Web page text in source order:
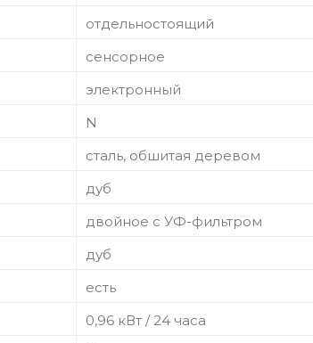
отдельностоящий
сенсорное
электронный
N
сталь, обшитая деревом
дуб
двойное с УФ-фильтром
дуб
есть
0,96 кВт / 24 часа